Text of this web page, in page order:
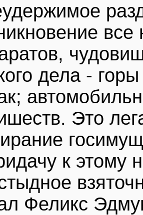
дела -
Это
к этому
Феликс